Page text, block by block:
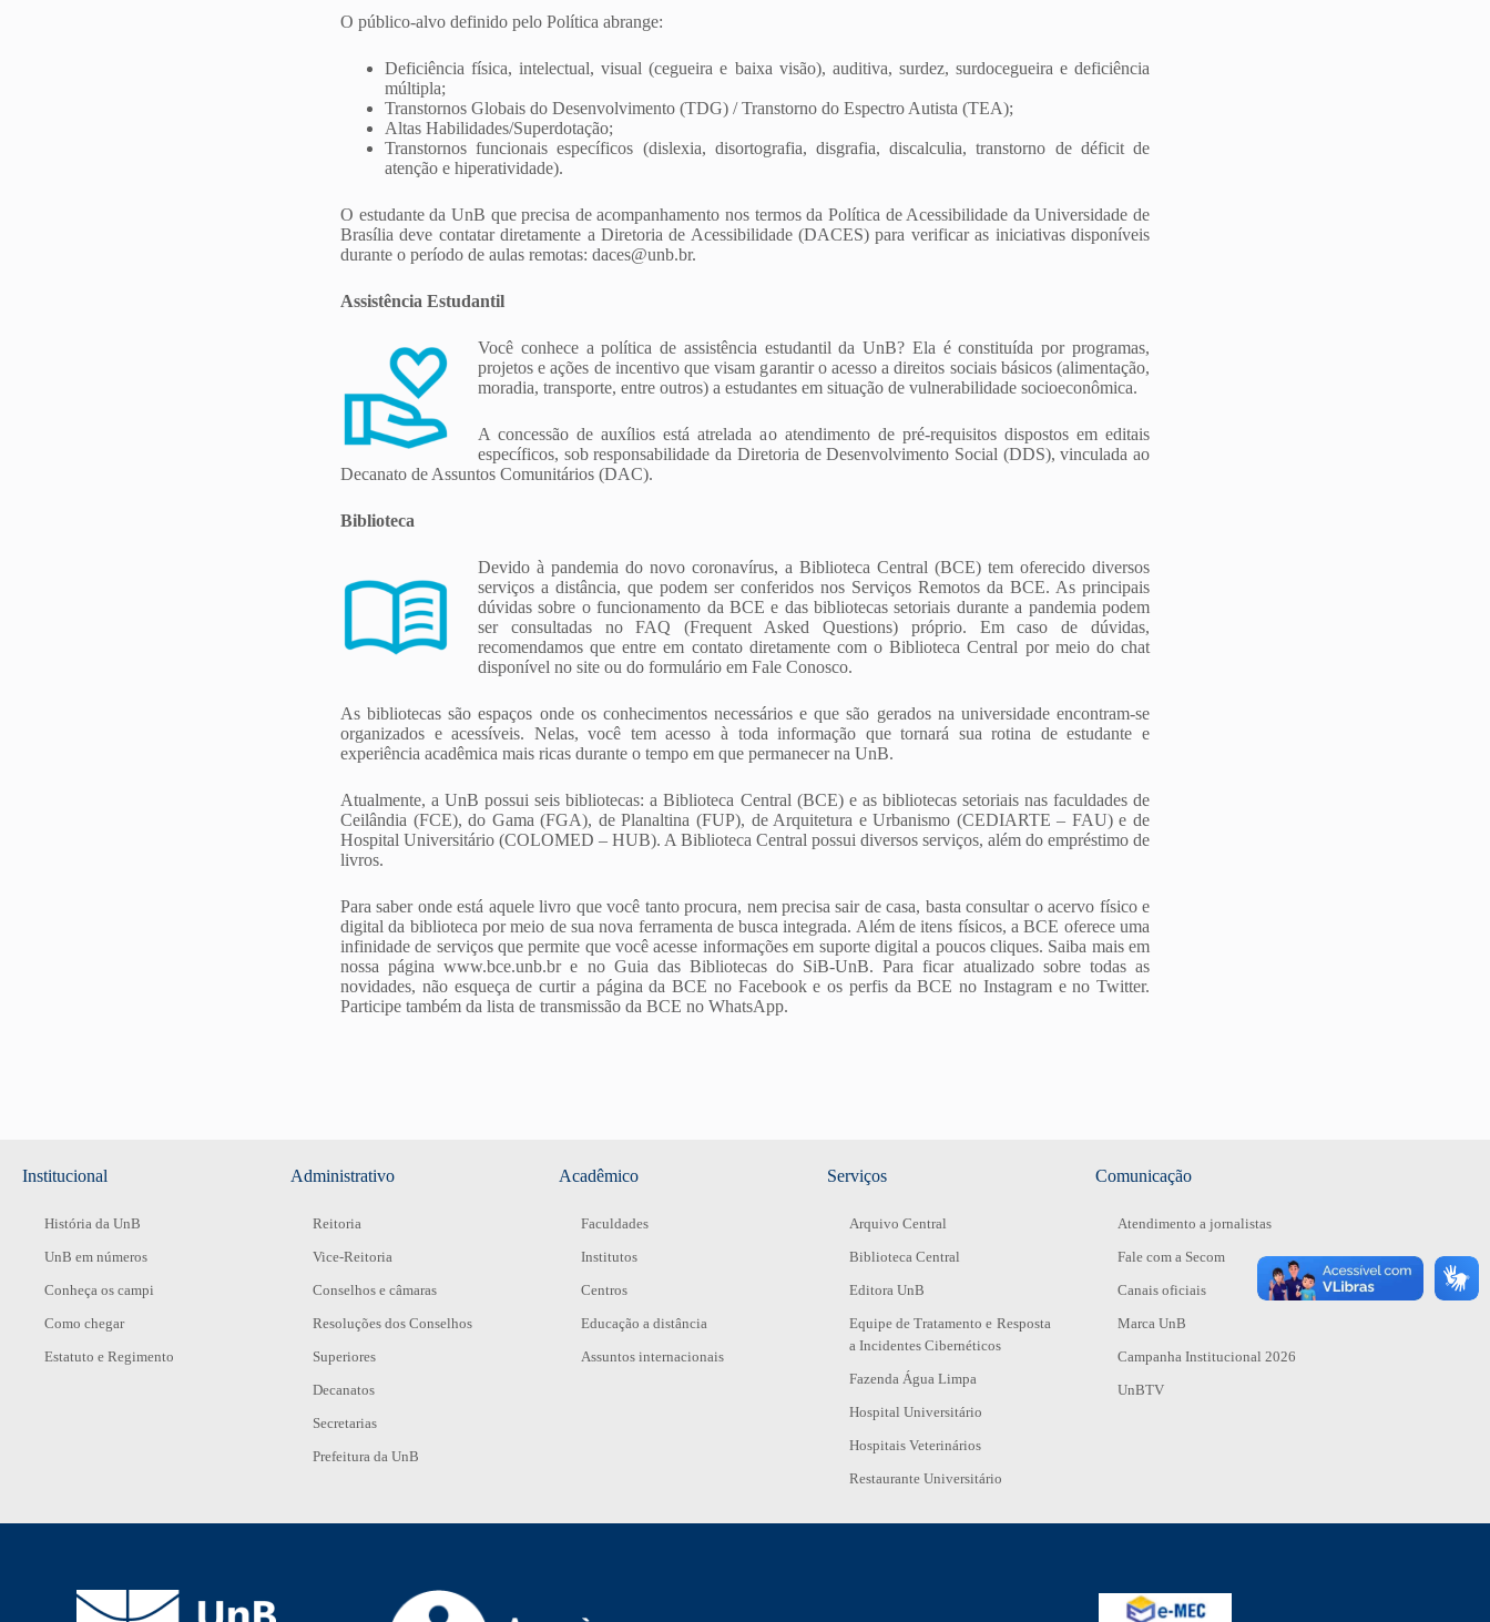
O público-alvo definido pelo Política abrange:
Deficiência física, intelectual, visual (cegueira e baixa visão), auditiva, surdez, surdocegueira e deficiência
múltipla;
Transtornos Globais do Desenvolvimento (TDG) / Transtorno do Espectro Autista (TEA);
Altas Habilidades/Superdotação;
Transtornos funcionais específicos (dislexia, disortografia, disgrafia, discalculia, transtorno de déficit de
atenção e hiperatividade).
O estudante da UnB que precisa de acompanhamento nos termos da Política de Acessibilidade da Universidade de
Brasília deve contatar diretamente a Diretoria de Acessibilidade (DACES) para verificar as iniciativas disponíveis
durante o período de aulas remotas: daces@unb.br.
Assistência Estudantil
Você conhece a política de assistência estudantil da UnB? Ela é constituída por programas,
projetos e ações de incentivo que visam garantir o acesso a direitos sociais básicos (alimentação,
moradia, transporte, entre outros) a estudantes em situação de vulnerabilidade socioeconômica.
A concessão de auxílios está atrelada ao atendimento de pré-requisitos dispostos em editais
específicos, sob responsabilidade da Diretoria de Desenvolvimento Social (DDS), vinculada ao
Decanato de Assuntos Comunitários (DAC).
Biblioteca
Devido à pandemia do novo coronavírus, a Biblioteca Central (BCE) tem oferecido diversos
serviços a distância, que podem ser conferidos nos Serviços Remotos da BCE. As principais
dúvidas sobre o funcionamento da BCE e das bibliotecas setoriais durante a pandemia podem
ser consultadas no FAQ (Frequent Asked Questions) próprio. Em caso de dúvidas,
recomendamos que entre em contato diretamente com o Biblioteca Central por meio do chat
disponível no site ou do formulário em Fale Conosco.
As bibliotecas são espaços onde os conhecimentos necessários e que são gerados na universidade encontram-se
organizados e acessíveis. Nelas, você tem acesso à toda informação que tornará sua rotina de estudante e
experiência acadêmica mais ricas durante o tempo em que permanecer na UnB.
Atualmente, a UnB possui seis bibliotecas: a Biblioteca Central (BCE) e as bibliotecas setoriais nas faculdades de
Ceilândia (FCE), do Gama (FGA), de Planaltina (FUP), de Arquitetura e Urbanismo (CEDIARTE – FAU) e de
Hospital Universitário (COLOMED – HUB). A Biblioteca Central possui diversos serviços, além do empréstimo de
livros.
Para saber onde está aquele livro que você tanto procura, nem precisa sair de casa, basta consultar o acervo físico e
digital da biblioteca por meio de sua nova ferramenta de busca integrada. Além de itens físicos, a BCE oferece uma
infinidade de serviços que permite que você acesse informações em suporte digital a poucos cliques. Saiba mais em
nossa página www.bce.unb.br e no Guia das Bibliotecas do SiB-UnB. Para ficar atualizado sobre todas as
novidades, não esqueça de curtir a página da BCE no Facebook e os perfis da BCE no Instagram e no Twitter.
Participe também da lista de transmissão da BCE no WhatsApp.
Institucional
História da UnB
UnB em números
Conheça os campi
Como chegar
Estatuto e Regimento
Administrativo
Reitoria
Vice-Reitoria
Conselhos e câmaras
Resoluções dos Conselhos
Superiores
Decanatos
Secretarias
Prefeitura da UnB
Acadêmico
Faculdades
Institutos
Centros
Educação a distância
Assuntos internacionais
Serviços
Arquivo Central
Biblioteca Central
Editora UnB
Equipe de Tratamento e Resposta
a Incidentes Cibernéticos
Fazenda Água Limpa
Hospital Universitário
Hospitais Veterinários
Restaurante Universitário
Comunicação
Atendimento a jornalistas
Fale com a Secom
Canais oficiais
Marca UnB
Campanha Institucional 2026
UnBTV